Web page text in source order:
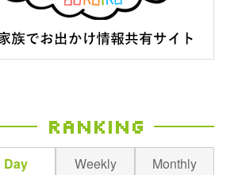
Ranking
Day Weekly Monthly